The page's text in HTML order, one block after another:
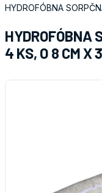
HYDROFÓBNA
HYDROFÓBNA
4 KS, O 8 CM X